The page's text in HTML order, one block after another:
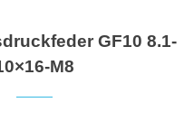
GF10 8.1-
M8